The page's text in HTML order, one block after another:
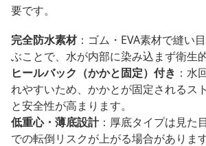
要です。
完全防水素材：ゴム・EVA素材で縫い
ぶことで、水が内部に染み込まず衛生
ヒールバック（かかと固定）付き ：水
れやすいため、かかとが固定されるス
と安全性が高まります。
低重心・薄底設計：厚底タイプは見た
での転倒リスクが上がる場合があります